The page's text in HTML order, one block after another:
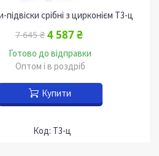
срібні з цирконієм Т3-ц
7 645 ₴ 4 587 ₴
Готово до відправки
Оптом і в роздріб
Купити
Т3-ц